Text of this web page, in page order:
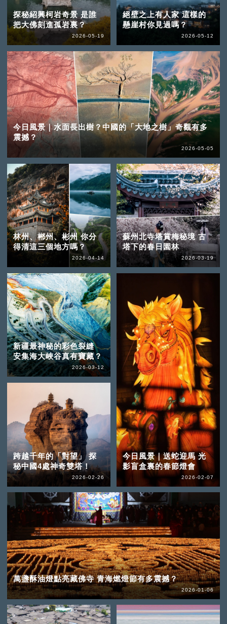
探秘紹興柯岩奇景 是誰
把大佛刻進孤岩裏？
2026-05-19
絕壁之上有人家 這樣的
懸崖村你見過嗎？
2026-05-12
今日風景｜水面長出樹？中國的「大地之樹」奇觀有多
震撼？
2026-05-05
林州、郴州、彬州 你分
得清這三個地方嗎？
2026-04-14
蘇州北寺塔賞梅秘境 古
塔下的春日園林
2026-03-19
新疆最神秘的彩色裂縫
安集海大峽谷真有寶藏？
2026-03-12
跨越千年的「對望」 探
秘中國4處神奇雙塔！
2026-02-26
今日風景｜送蛇迎馬 光
影盲盒裏的春節燈會
2026-02-07
萬盞酥油燈點亮藏佛寺 青海燃燈節有多震撼？
2026-01-06